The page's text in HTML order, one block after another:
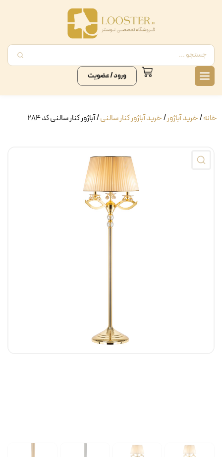
ورود / عضویت
خانه/خرید آباژور/خرید آباژور کنار سالنی/ آباژور کنار سالنی کد ۲۸۴